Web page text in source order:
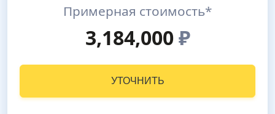
Примерная стоимость*
3,184,000₽
УТОЧНИТЬ